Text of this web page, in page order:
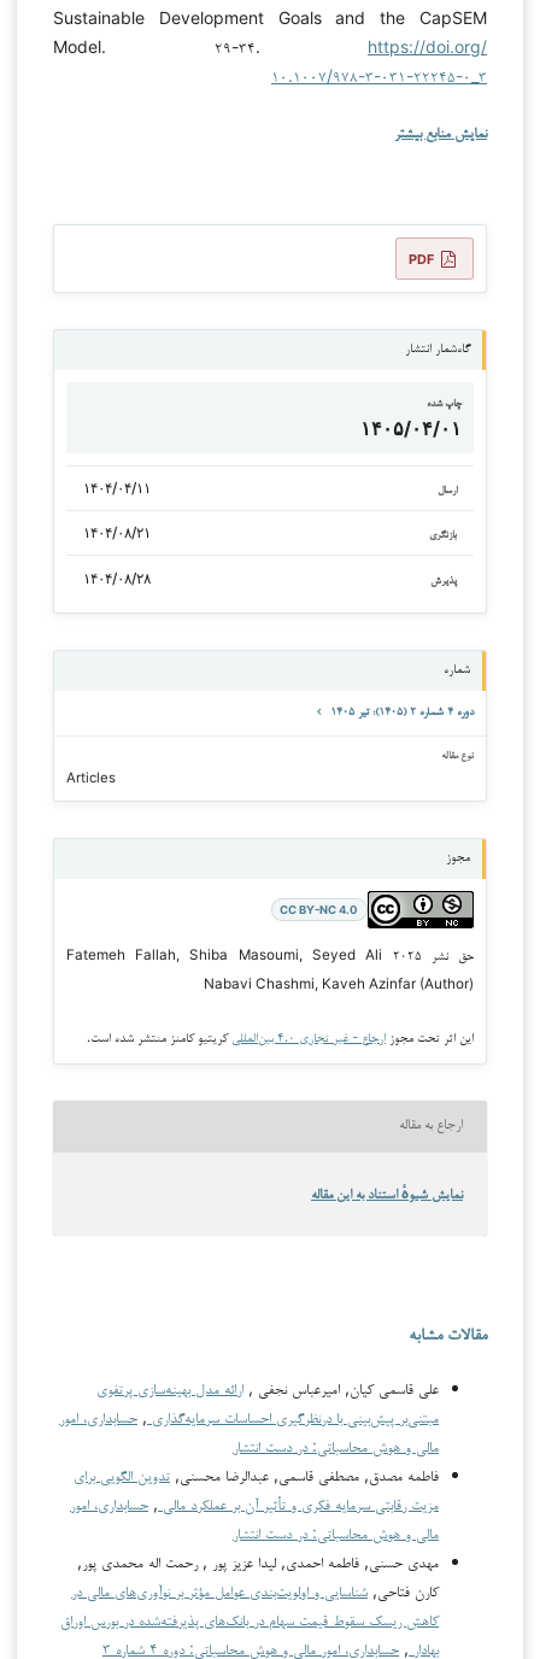
Sustainable Development Goals and the CapSEM
Model. ۲۹-۳۴. https://doi.org/
۱۰.۱۰۰۷/۹۷۸-۳-۰۳۱-۲۲۲۴۵-۰_۳
نمایش منابع بیشتر
PDF
گاه‌شمار انتشار
چاپ شده
۱۴۰۵/۰۴/۰۱
ارسال ۱۴۰۴/۰۴/۱۱
بازنگری ۱۴۰۴/۰۸/۲۱
پذیرش ۱۴۰۴/۰۸/۲۸
شماره
دوره ۴ شماره ۲ (۱۴۰۵): تیر ۱۴۰۵
نوع مقاله
Articles
مجوز
CC BY-NC 4.0
حق نشر ۲۰۲۵ Fatemeh Fallah, Shiba Masoumi, Seyed Ali
Nabavi Chashmi, Kaveh Azinfar (Author)
این اثر تحت مجوز ارجاع - غیر تجاری ۴.۰ بین‌المللی کریتیو کامنز منتشر شده است.
ارجاع به مقاله
نمایش شیوهٔ استناد به این مقاله
مقالات مشابه
علی قاسمی کیان, امیرعباس نجفی , ارائه مدل بهینه‌سازی پرتفوی
مبتنی‌بر پیش‌بینی با درنظرگیری احساسات سرمایه‌گذاری , حسابداری، امور
مالی و هوش محاسباتی: در دست انتشار
فاطمه مصدق, مصطفی قاسمی, عبدالرضا محسنی, تدوین الگویی برای
مزیت رقابتی سرمایه فکری و تأثیر آن بر عملکرد مالی , حسابداری، امور
مالی و هوش محاسباتی: در دست انتشار
مهدی حسنی, فاطمه احمدی, لیدا عزیز پور , رحمت اله محمدی پور,
کارن فتاحی, شناسایی و اولویت‌بندی عوامل مؤثر بر نوآوری‌های مالی در
کاهش ریسک سقوط قیمت سهام در بانک‌های پذیرفته‌شده در بورس اوراق
بهادار ,
حسابداری، امور مالی و هوش محاسباتی: دوره ۴ شماره ۳